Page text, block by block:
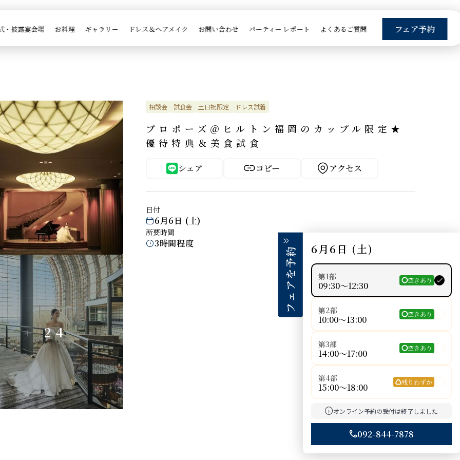
・披露宴会場 お料理 ギャラリー ドレス＆ヘアメイク お問い合わせ パーティー レポート よくあるご質問 フェア予約
+ 24
相談会 試食会 土日祝限定 ドレス試着
プロポーズ＠ヒルトン福岡のカップル限定★
優待特典＆美食試食
シェア コピー アクセス
日付
6月6日 (土)
所要時間
3時間程度
フェアを予約

6月6日 (土)
第1部
09:30〜12:30 空きあり 
第2部
10:00〜13:00 空きあり
第3部
14:00〜17:00 空きあり
第4部
15:00〜18:00 残りわずか
オンライン予約の受付は終了しました
092-844-7878
